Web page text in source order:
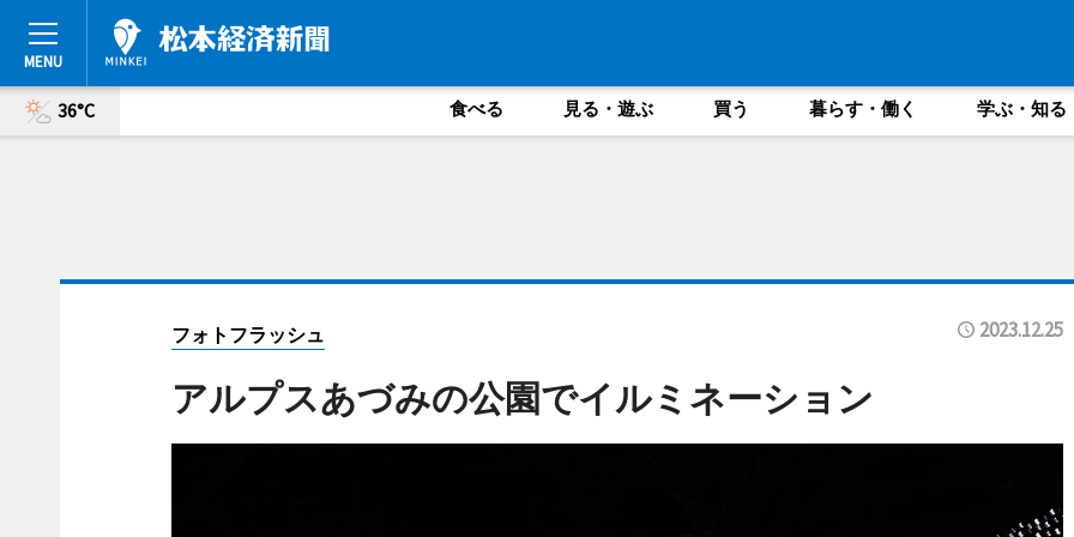
36°C 食べる 見る・遊ぶ 買う 暮らす・働く 学ぶ・知る
フォトフラッシュ 2023.12.25
アルプスあづみの公園でイルミネーション